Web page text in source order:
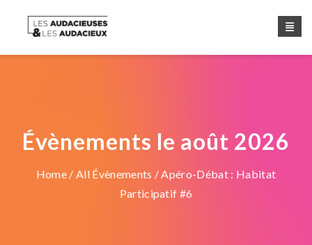
Évènements le août 2026
Home /All Évènements / Apéro-Débat : Habitat
Participatif #6